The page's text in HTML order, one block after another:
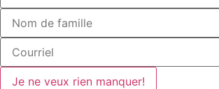
Je ne veux rien manquer!